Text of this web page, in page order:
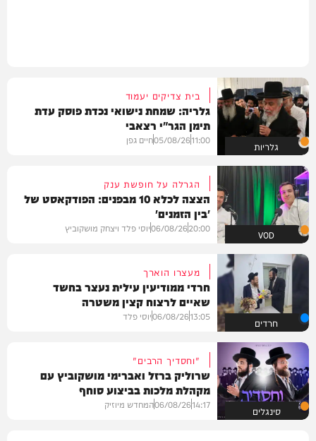
גלריות
בית צדיקים יעמוד
גלריה: שמחת נישואי נכדת פוסק עדת
תימן הגר"י רצאבי
11:00
05/08/26חיים גפן
VOD
הגרלה על חופשת ענק
הצצה לכלא 10 מבפנים: הפודקאסט של
'בין הזמנים'
20:00
06/08/26יוסי פלד ויצחק מושקוביץ
חרדים
מעצרו הוארך
חרדי ממודיעין עילית נעצר בחשד
שאיים לרצוח קצין משטרה
13:05
06/08/26יוסי פלד
סינגלים
"וחסדיך הרבים"
שרוליק ברזל ואברימי מושקוביץ עם
מקהלת מלכות בביצוע סוחף
14:17
06/08/26המחדש מיוזיק